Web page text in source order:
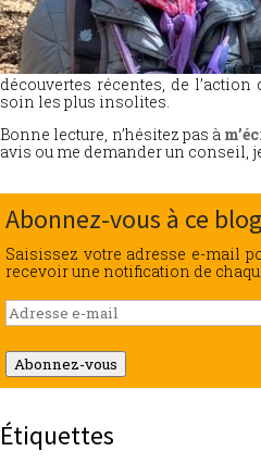
découvertes récentes, de
soin les plus insolites.
Bonne lecture, n’hésitez pas à
avis ou me demander un conseil,
Abonnez-vous à ce
Saisissez votre adresse e-mail
recevoir une notification de
Adresse
e-
mail
Abonnez-vous
Étiquettes